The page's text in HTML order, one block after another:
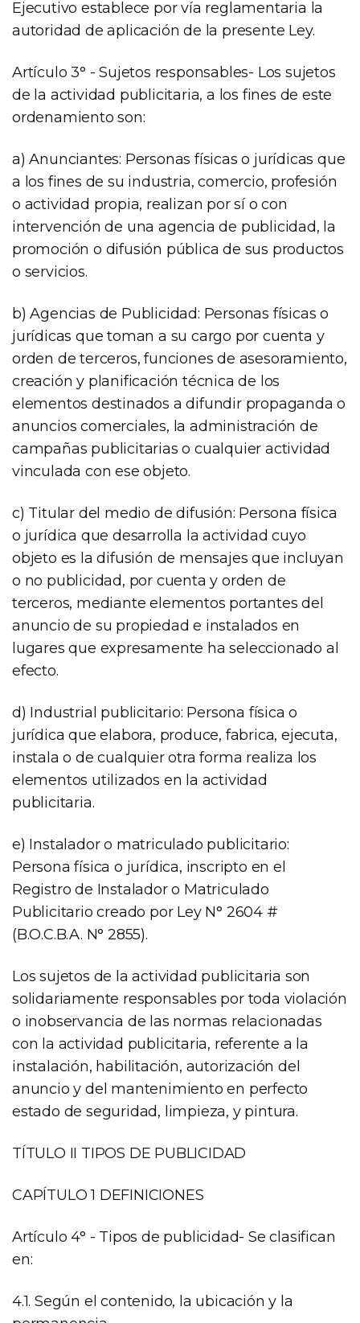
Ejecutivo establece por vía reglamentaria la
autoridad de aplicación de la presente Ley.
Artículo 3° - Sujetos responsables- Los sujetos
de la actividad publicitaria, a los fines de este
ordenamiento son:
a) Anunciantes: Personas físicas o jurídicas que
a los fines de su industria, comercio, profesión
o actividad propia, realizan por sí o con
intervención de una agencia de publicidad, la
promoción o difusión pública de sus productos
o servicios.
b) Agencias de Publicidad: Personas físicas o
jurídicas que toman a su cargo por cuenta y
orden de terceros, funciones de asesoramiento,
creación y planificación técnica de los
elementos destinados a difundir propaganda o
anuncios comerciales, la administración de
campañas publicitarias o cualquier actividad
vinculada con ese objeto.
c) Titular del medio de difusión: Persona física
o jurídica que desarrolla la actividad cuyo
objeto es la difusión de mensajes que incluyan
o no publicidad, por cuenta y orden de
terceros, mediante elementos portantes del
anuncio de su propiedad e instalados en
lugares que expresamente ha seleccionado al
efecto.
d) Industrial publicitario: Persona física o
jurídica que elabora, produce, fabrica, ejecuta,
instala o de cualquier otra forma realiza los
elementos utilizados en la actividad
publicitaria.
e) Instalador o matriculado publicitario:
Persona física o jurídica, inscripto en el
Registro de Instalador o Matriculado
Publicitario creado por Ley N° 2604 #
(B.O.C.B.A. N° 2855).
Los sujetos de la actividad publicitaria son
solidariamente responsables por toda violación
o inobservancia de las normas relacionadas
con la actividad publicitaria, referente a la
instalación, habilitación, autorización del
anuncio y del mantenimiento en perfecto
estado de seguridad, limpieza, y pintura.
TÍTULO II TIPOS DE PUBLICIDAD
CAPÍTULO 1 DEFINICIONES
Artículo 4° - Tipos de publicidad- Se clasifican
en:
4.1. Según el contenido, la ubicación y la